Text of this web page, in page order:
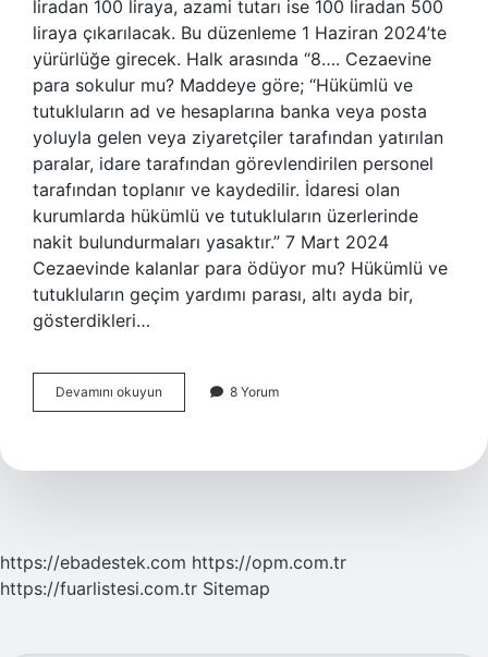
liradan 100 liraya, azami tutarı ise 100 liradan 500
liraya çıkarılacak. Bu düzenleme 1 Haziran 2024’te
yürürlüğe girecek. Halk arasında “8…. Cezaevine
para sokulur mu? Maddeye göre; “Hükümlü ve
tutukluların ad ve hesaplarına banka veya posta
yoluyla gelen veya ziyaretçiler tarafından yatırılan
paralar, idare tarafından görevlendirilen personel
tarafından toplanır ve kaydedilir. İdaresi olan
kurumlarda hükümlü ve tutukluların üzerlerinde
nakit bulundurmaları yasaktır.” 7 Mart 2024
Cezaevinde kalanlar para ödüyor mu? Hükümlü ve
tutukluların geçim yardımı parası, altı ayda bir,
gösterdikleri…
Devamını okuyun Cezaevi
Para
Kadar
8 Yorum
https://ebadestek.com https://opm.com.tr
https://fuarlistesi.com.tr Sitemap